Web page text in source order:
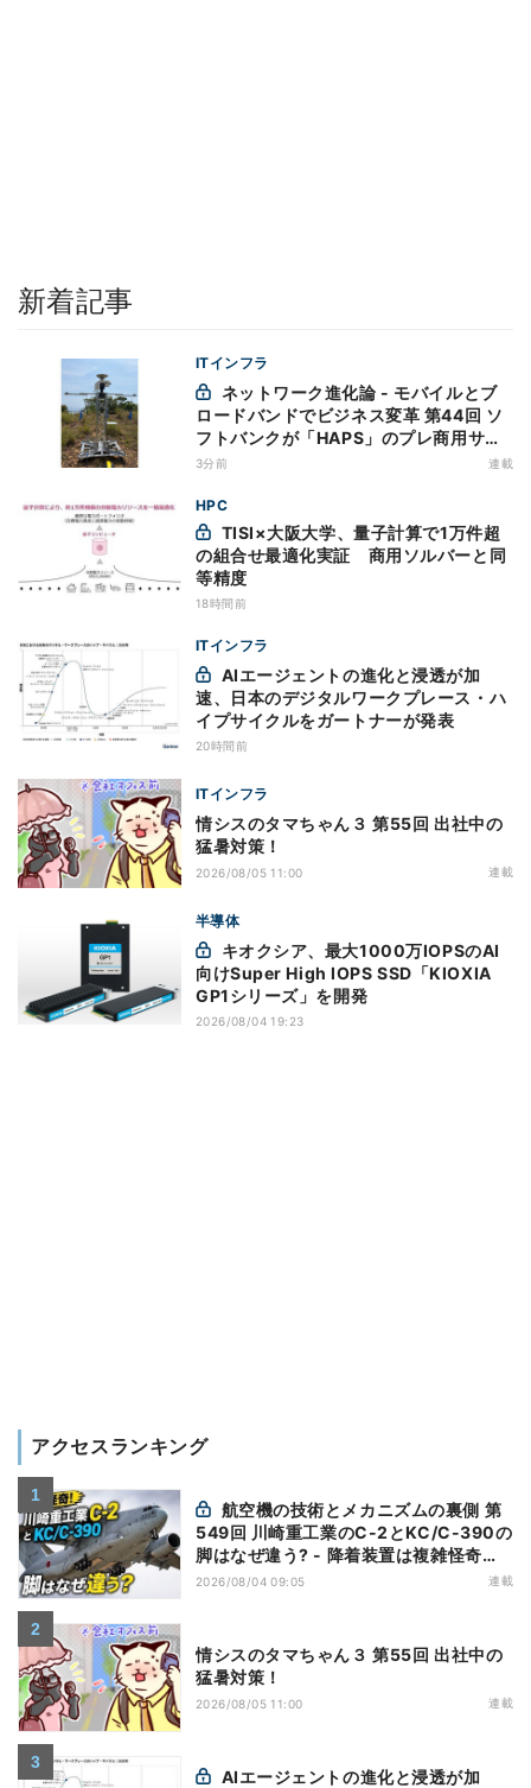
新着記事
ITインフラ
ロードバンドでビジネス変革 第44回 ソ
フトバンクが「HAPS」のプレ商用サー
ビス開始を表明、本格的な商用展開のめ
3分前 連載
HPC
の組合せ最適化実証 商用ソルバーと同
等精度
18時間前
ITインフラ
速、日本のデジタルワークプレース・ハ
イプサイクルをガートナーが発表
20時間前
ITインフラ
情シスのタマちゃん３ 第55回 出社中の
猛暑対策！
2026/08/05 11:00 連載
半導体
向けSuper High IOPS SSD「KIOXIA
GP1シリーズ」を開発
2026/08/04 19:23
アクセスランキング
549回 川崎重工業のC-2とKC/C-390の
脚はなぜ違う? - 降着装置は複雑怪奇
(5)|軍用輸送機(10)
2026/08/04 09:05 連載
情シスのタマちゃん３ 第55回 出社中の
猛暑対策！
2026/08/05 11:00 連載